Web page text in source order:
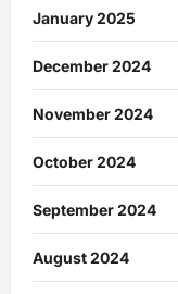
January 2025
December 2024
November 2024
October 2024
September 2024
August 2024